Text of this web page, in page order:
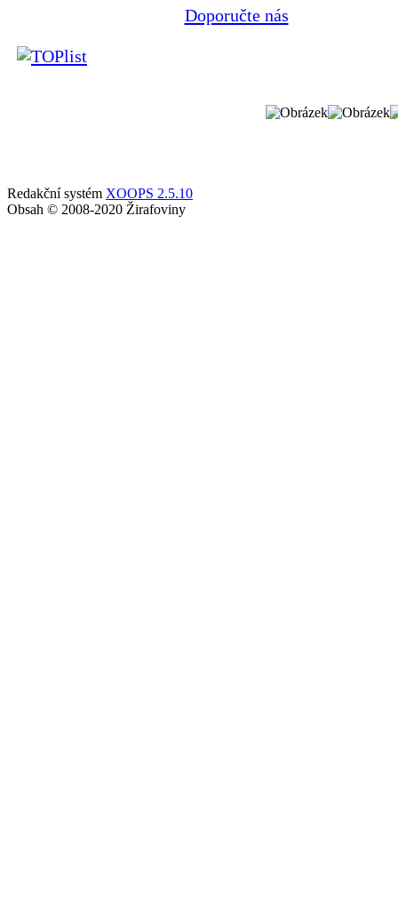
Doporučte nás
Redakční systém XOOPS 2.5.10
Obsah © 2008-2020 Žirafoviny